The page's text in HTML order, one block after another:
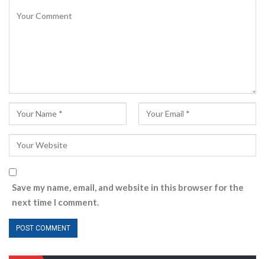
Save my name, email, and website in this browser for the
next time I comment.